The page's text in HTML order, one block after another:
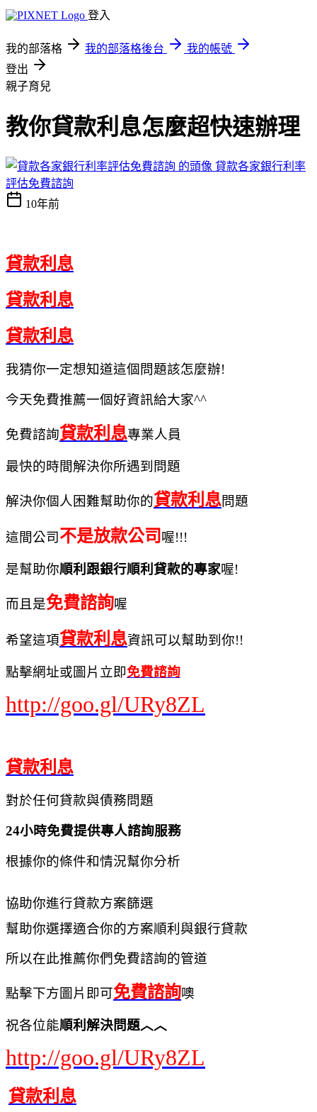
登入
我的部落格 我的部落格後台
我的帳號
登出
親子育兒
教你貸款利息怎麼超快速辦理
貸款各家銀行利率
評估免費諮詢
10年前
貸款利息
貸款利息
貸款利息
我猜你一定想知道這個問題該怎麼辦!
今天免費推薦一個好資訊給大家^^
免費諮詢貸款利息專業人員
最快的時間解決你所遇到問題
解決你個人困難幫助你的貸款利息問題
這間公司不是放款公司 喔!!!
是幫助你順利跟銀行順利貸款的專家喔!
而且是免費諮詢喔
希望這項貸款利息資訊可以幫助到你!!
點擊網址或圖片立即免費諮詢
http://goo.gl/URy8ZL
貸款利息
對於任何貸款與債務問題
24小時免費提供專人諮詢服務
根據你的條件和情況幫你分析
協助你進行貸款方案篩選
幫助你選擇適合你的方案順利與銀行貸款
所以在此推薦你們免費諮詢的管道
點擊下方圖片即可免費諮詢噢
祝各位能順利解決問題︿︿
http://goo.gl/URy8ZL
貸款利息